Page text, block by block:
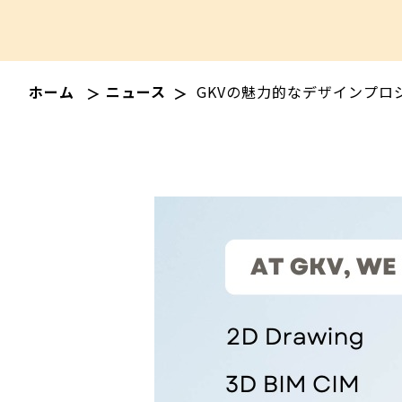
ホーム ニュース GKVの魅力的なデザインプロ